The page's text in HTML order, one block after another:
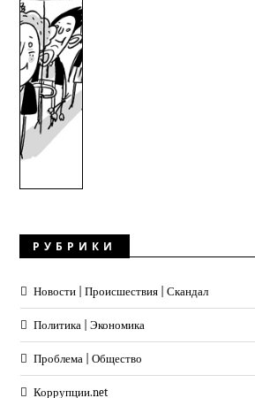
РУБРИКИ
Новости | Происшествия | Скандал
Политика | Экономика
Проблема | Общество
Коррупции.net